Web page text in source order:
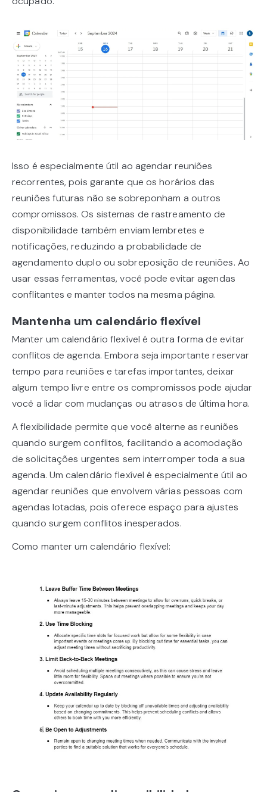
Isso é especialmente útil ao agendar reuniões
recorrentes, pois garante que os horários das
reuniões futuras não se sobreponham a outros
compromissos. Os sistemas de rastreamento de
disponibilidade também enviam lembretes e
notificações, reduzindo a probabilidade de
agendamento duplo ou sobreposição de reuniões. Ao
usar essas ferramentas, você pode evitar agendas
conflitantes e manter todos na mesma página.
Mantenha um calendário flexível
Manter um calendário flexível é outra forma de evitar
conflitos de agenda. Embora seja importante reservar
tempo para reuniões e tarefas importantes, deixar
algum tempo livre entre os compromissos pode ajudar
você a lidar com mudanças ou atrasos de última hora.
A flexibilidade permite que você alterne as reuniões
quando surgem conflitos, facilitando a acomodação
de solicitações urgentes sem interromper toda a sua
agenda. Um calendário flexível é especialmente útil ao
agendar reuniões que envolvem várias pessoas com
agendas lotadas, pois oferece espaço para ajustes
quando surgem conflitos inesperados.
Como manter um calendário flexível: